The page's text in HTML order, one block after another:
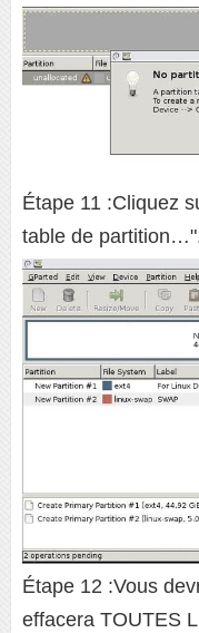
Étape 11 :Cliquez
table de
Étape 12 :Vous
effacera TOUTES